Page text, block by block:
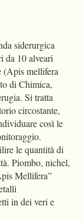
siderurgica
da 10 alveari
(Apis mellifera
di Chimica,
Si tratta
circostante,
così le
le quantità di
Piombo, nichel,
Mellifera”
in dei veri e